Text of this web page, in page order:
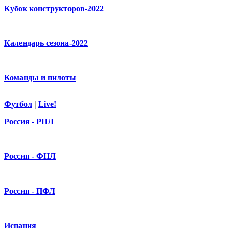
Кубок конструкторов-2022
Календарь сезона-2022
Команды и пилоты
Футбол | Live!
Россия - РПЛ
Россия - ФНЛ
Россия - ПФЛ
Испания